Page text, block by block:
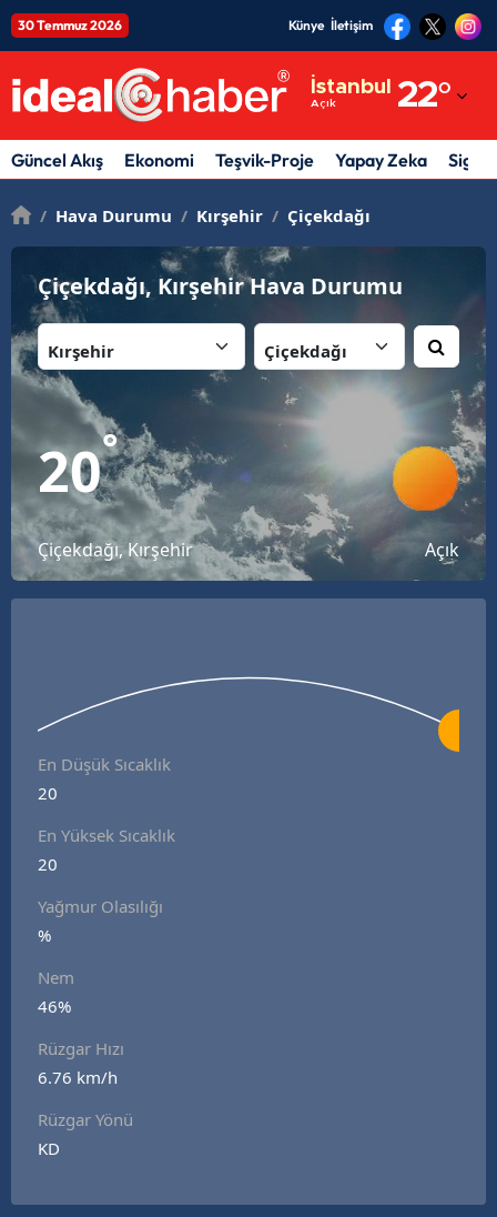
30 Temmuz 2026 Künye İletişim
İstanbul
Açık 22°
Adıyaman
Afyonkarahisar
Amasya
Ankara
Antalya
Artvin
Balıkesir
Bilecik
Bingöl
Burdur
Eskişehir
Güncel Akış Ekonomi Teşvik-Proje Yapay Zeka
/ Hava Durumu / Kırşehir / Çiçekdağı
Çiçekdağı, Kırşehir Hava Durumu
20°
Çiçekdağı, Kırşehir Açık
En Düşük Sıcaklık
20
En Yüksek Sıcaklık
20
Yağmur Olasılığı
%
Nem
46%
Rüzgar Hızı
6.76 km/h
Rüzgar Yönü
KD